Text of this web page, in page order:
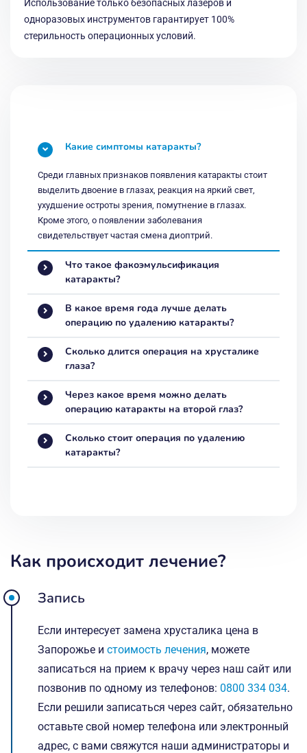
Использование только безопасных лазеров и
одноразовых инструментов гарантирует 100%
стерильность операционных условий.
Какие симптомы катаракты?
Среди главных признаков появления катаракты стоит
выделить двоение в глазах, реакция на яркий свет,
ухудшение остроты зрения, помутнение в глазах.
Кроме этого, о появлении заболевания
свидетельствует частая смена диоптрий.
Что такое факоэмульсификация
катаракты?
В какое время года лучше делать
операцию по удалению катаракты?
Сколько длится операция на хрусталике
глаза?
Через какое время можно делать
операцию катаракты на второй глаз?
Сколько стоит операция по удалению
катаракты?
Как происходит лечение?
Запись
Если интересует замена хрусталика цена в
Запорожье и стоимость лечения, можете
записаться на прием к врачу через наш сайт или
позвонив по одному из телефонов: 0800 334 034.
Если решили записаться через сайт, обязательно
оставьте свой номер телефона или электронный
адрес, с вами свяжутся наши администраторы и